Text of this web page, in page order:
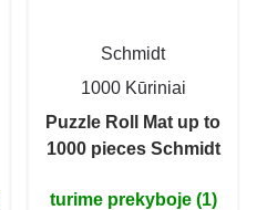
Schmidt
1000 Kūriniai
Puzzle Roll Mat up to
1000 pieces Schmidt
turime prekyboje (1)